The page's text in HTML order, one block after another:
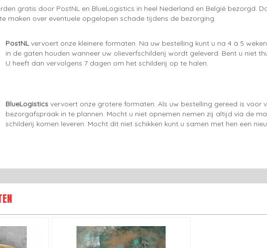
gratis door PostNL en BlueLogistics in heel Nederland en België bezorgd.
maken over eventuele opgelopen schade tijdens de bezorging.
PostNLvervoert onze kleinere formaten. Na uw bestelling kunt u na 4 à 5
in de gaten houden wanneer uw olieverfschilderij wordt geleverd. Bent u niet
U heeft dan vervolgens 7 dagen om het schilderij op te halen.
BlueLogistics vervoert onze grotere formaten. Als uw bestelling gereed is
bezorgafspraak in te plannen. Mocht u niet opnemen nemen zij altijd via de
schilderij komen leveren. Mocht dit niet schikken kunt u samen met hen een